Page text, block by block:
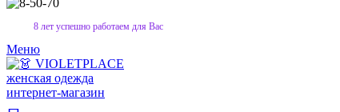
8 лет успешно работаем для Вас
Меню